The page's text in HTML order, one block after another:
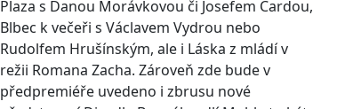
Plaza s Danou Morávkovou či Josefem Cardou,
Blbec k večeři s Václavem Vydrou nebo
Rudolfem Hrušínským, ale i Láska z mládí v
režii Romana Zacha. Zároveň zde bude v
předpremiéře uvedeno i zbrusu nové